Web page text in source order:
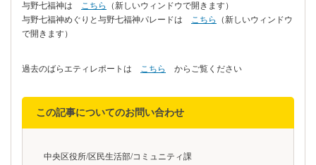
与野七福神は こちら
（新しいウィンドウで開きます）
与野七福神めぐりと与野七福神パレードは こちら
（新しいウィンドウ
で開きます）
過去のばらエティレポートは こちら からご覧ください
この記事についてのお問い合わせ
中央区役所/区民生活部/コミュニティ課